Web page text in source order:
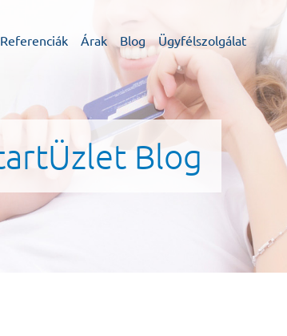
Referenciák Árak Blog Ügyfélszolgálat
Blog